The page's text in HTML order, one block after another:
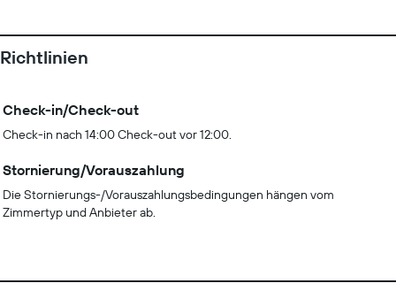
Richtlinien
Check-in/Check-out
Check-in nach 14:00 Check-out vor 12:00.
Stornierung/Vorauszahlung
Die Stornierungs-/Vorauszahlungsbedingungen hängen vom
Zimmertyp und Anbieter ab.